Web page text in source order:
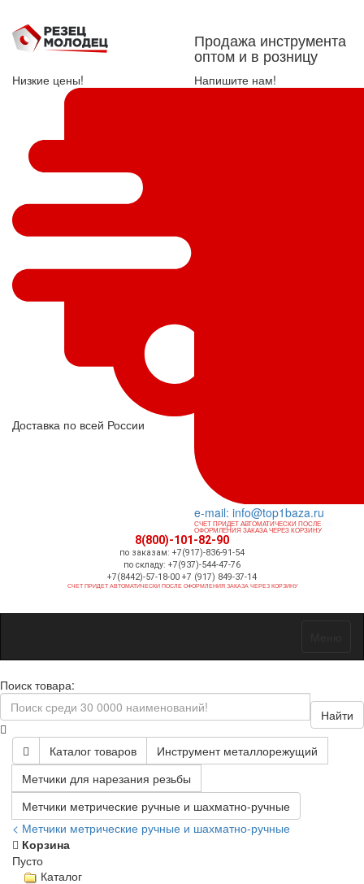
Продажа инструмента
оптом и в розницу
Низкие цены!
Доставка по всей России
Напишите нам!
e-mail: info@top1baza.ru
СЧЕТ ПРИДЕТ АВТОМАТИЧЕСКИ ПОСЛЕ
ОФОРМЛЕНИЯ ЗАКАЗА ЧЕРЕЗ КОРЗИНУ
8(800)-101-82-90
по заказам: +7(917)-836-91-54
по складу: +7(937)-544-47-76
+7(8442)-57-18-00 +7 (917) 849-37-14
СЧЕТ ПРИДЕТ АВТОМАТИЧЕСКИ ПОСЛЕ ОФОРМЛЕНИЯ ЗАКАЗА ЧЕРЕЗ КОРЗИНУ
Поиск товара:
Найти
Каталог товаров
Инструмент металлорежущий
Метчики для нарезания резьбы
Метчики метрические ручные и шахматно-ручные
< Метчики метрические ручные и шахматно-ручные
Корзина
Пусто
Каталог